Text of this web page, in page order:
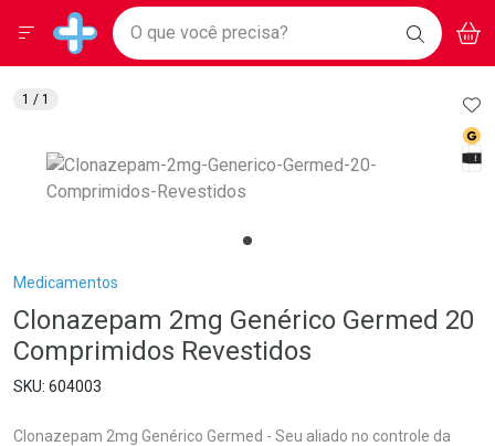
Drogarias Pacheco
Baixe nosso APP e aproveite Ofertas Exclusivas!
BAIXE
O APP
Ir direto para a home
pela página
Ir direto para o conteúdo
Ir direto para a busca
Ir direto para a conta
Ir direto para a notificações
Ir direto para o carrinho
Ir direto para o menu
Faça a sua busca
O que você precisa? BUSCAR
Menu
Breadcrumb
Medicamentos
Clonazepam 2mg Genérico Germed 20
Comprimidos Revestidos
604003
Clonazepam 2mg Genérico Germed - Seu aliado no controle da
1 / 1